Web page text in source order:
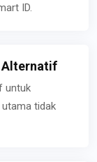
ID.
Alternatif
untuk
tidak